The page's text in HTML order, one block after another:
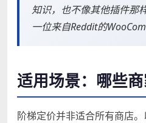
知识，也不像其他插件
一位来自Reddit的
适用场景：哪些商
阶梯定价并非适合所有商店